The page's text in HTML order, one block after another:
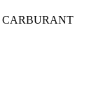
CARBURANT